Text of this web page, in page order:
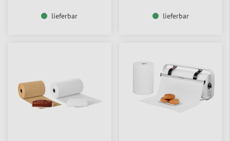
lieferbar lieferbar